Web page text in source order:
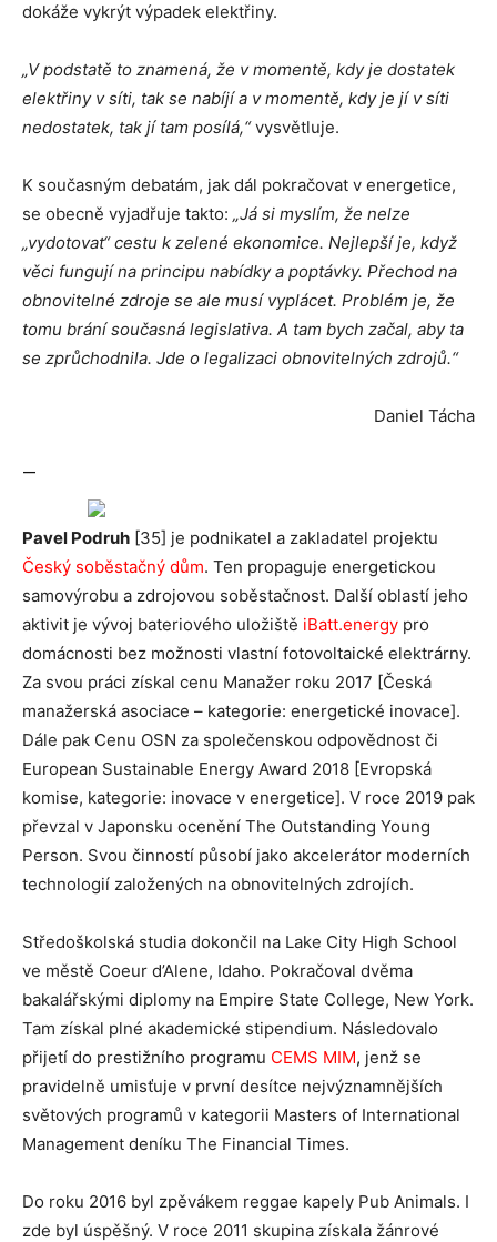
dokáže vykrýt výpadek elektřiny.
„V podstatě to znamená, že v momentě, kdy je dostatek
elektřiny v síti, tak se nabíjí a v momentě, kdy je jí v síti
nedostatek, tak jí tam posílá,“vysvětluje.
K současným debatám, jak dál pokračovat v energetice,
se obecně vyjadřuje takto: „Já si myslím, že nelze
„vydotovat“ cestu k zelené ekonomice. Nejlepší je, když
věci fungují na principu nabídky a poptávky. Přechod na
obnovitelné zdroje se ale musí vyplácet. Problém je, že
tomu brání současná legislativa. A tam bych začal, aby ta
se zprůchodnila. Jde o legalizaci obnovitelných zdrojů.“
Daniel Tácha
—
Pavel Podruh [35] je podnikatel a zakladatel projektu
Český soběstačný dům. Ten propaguje energetickou
samovýrobu a zdrojovou soběstačnost. Další oblastí jeho
aktivit je vývoj bateriového uložiště iBatt.energy pro
domácnosti bez možnosti vlastní fotovoltaické elektrárny.
Za svou práci získal cenu Manažer roku 2017 [Česká
manažerská asociace – kategorie: energetické inovace].
Dále pak Cenu OSN za společenskou odpovědnost či
European Sustainable Energy Award 2018 [Evropská
komise, kategorie: inovace v energetice]. V roce 2019 pak
převzal v Japonsku ocenění The Outstanding Young
Person. Svou činností působí jako akcelerátor moderních
technologií založených na obnovitelných zdrojích.
Středoškolská studia dokončil na Lake City High School
ve městě Coeur d’Alene, Idaho. Pokračoval dvěma
bakalářskými diplomy na Empire State College, New York.
Tam získal plné akademické stipendium. Následovalo
přijetí do prestižního programu CEMS MIM, jenž se
pravidelně umisťuje v první desítce nejvýznamnějších
světových programů v kategorii Masters of International
Management deníku The Financial Times.
Do roku 2016 byl zpěvákem reggae kapely Pub Animals. I
zde byl úspěšný. V roce 2011 skupina získala žánrové